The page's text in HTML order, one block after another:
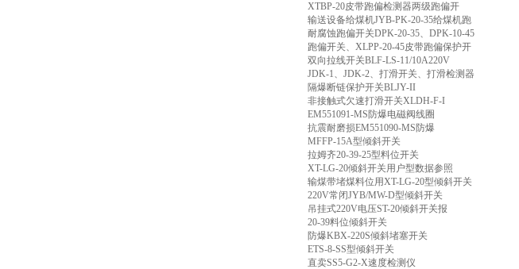
XTBP-20皮带跑偏检测器两级跑偏开
输送设备给煤机JYB-PK-20-35给煤机跑
耐腐蚀跑偏开关DPK-20-35、 DPK-10-45
跑偏开关、 XLPP-20-45皮带跑偏保护开
双向拉线开关BLF-LS-11/10A220V
JDK-1、 JDK-2、打滑开关、打滑检测器
隔爆断链保护开关BLJY-II
非接触式欠速打滑开关XLDH-F-I
EM551091-MS 防爆电磁阀线圈
抗震耐磨损EM551090-MS 防爆
MFFP-15A型倾斜开关
拉姆齐20-39-25型料位开关
XT-LG-20倾斜开关用户型数据参照
输煤带堵煤料位用XT-LG-20型倾斜开关
220V常闭JYB/MW-D型倾斜开关
吊挂式220V电压ST-20倾斜开关报
20-39料位倾斜开关
防爆KBX-220S倾斜堵塞开关
ETS-8-SS型倾斜开关
直卖SS5-G2-X速度检测仪